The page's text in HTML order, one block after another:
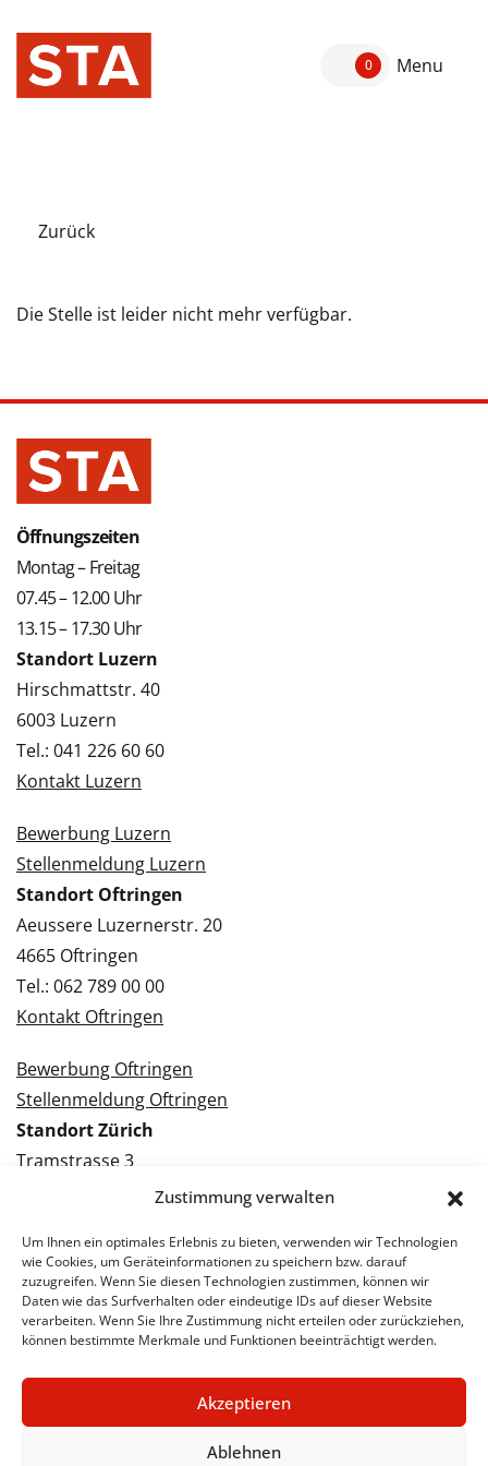
Zustimmung verwalten
Um Ihnen ein optimales Erlebnis zu bieten, verwenden wir Technologien
wie Cookies, um Geräteinformationen zu speichern bzw. darauf
zuzugreifen. Wenn Sie diesen Technologien zustimmen, können wir
Daten wie das Surfverhalten oder eindeutige IDs auf dieser Website
verarbeiten. Wenn Sie Ihre Zustimmung nicht erteilen oder zurückziehen,
können bestimmte Merkmale und Funktionen beeinträchtigt werden.
Akzeptieren
Ablehnen
0 Menu
Zurück
Die Stelle ist leider nicht mehr verfügbar.
Öffnungszeiten
Montag – Freitag
07.45 – 12.00 Uhr
13.15 – 17.30 Uhr
Standort Luzern
Hirschmattstr. 40
6003 Luzern
Tel.: 041 226 60 60
Kontakt Luzern
Bewerbung Luzern
Stellenmeldung Luzern
Standort Oftringen
Aeussere Luzernerstr. 20
4665 Oftringen
Tel.: 062 789 00 00
Kontakt Oftringen
Bewerbung Oftringen
Stellenmeldung Oftringen
Standort Zürich
Tramstrasse 3
Kontakt Zürich
Bewerbung Zürich
Stellenmeldung Zürich